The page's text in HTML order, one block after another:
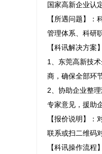
国家高新企业认
【所遇问题】
管理体系、科研
【科讯解决方案
1、东莞高新技
商，确保全部环
2、协助企业整
专家意见，援助
【报价说明】
联系或扫二维码
【科讯操作流